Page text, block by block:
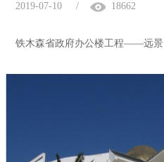
2019-07-10 / 18662
铁木森省政府办公楼工程——远景